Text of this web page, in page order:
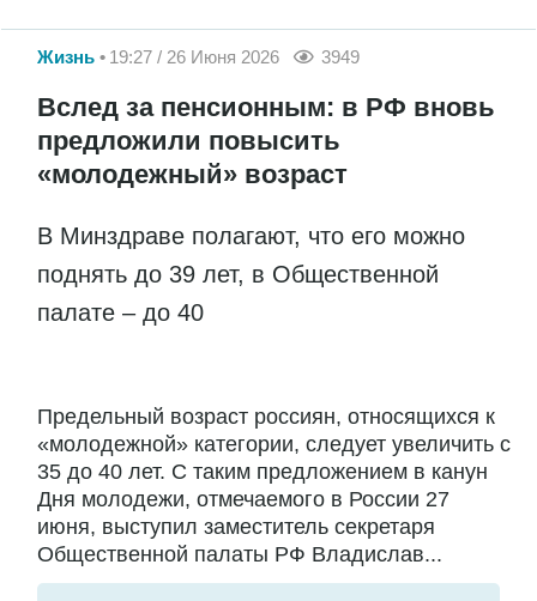
Жизнь 19:27 / 26 Июня 2026 3949
Вслед за пенсионным: в РФ вновь
предложили повысить
«молодежный» возраст
В Минздраве полагают, что его можно
поднять до 39 лет, в Общественной
палате – до 40
Предельный возраст россиян, относящихся к
«молодежной» категории, следует увеличить с
35 до 40 лет. С таким предложением в канун
Дня молодежи, отмечаемого в России 27
июня, выступил заместитель секретаря
Общественной палаты РФ Владислав...